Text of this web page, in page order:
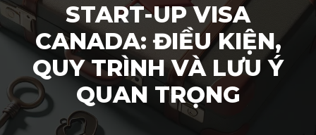
START-UP VISA
CANADA: ĐIỀU KIỆN,
QUY TRÌNH VÀ LƯU Ý
QUAN TRỌNG